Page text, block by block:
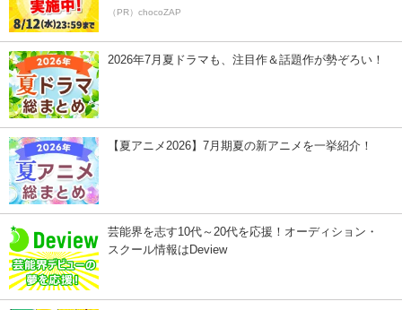
（PR）chocoZAP
2026年7月夏ドラマも、注目作＆話題作が勢ぞろい！
【夏アニメ2026】7月期夏の新アニメを一挙紹介！
芸能界を志す10代～20代を応援！オーディション・
スクール情報はDeview